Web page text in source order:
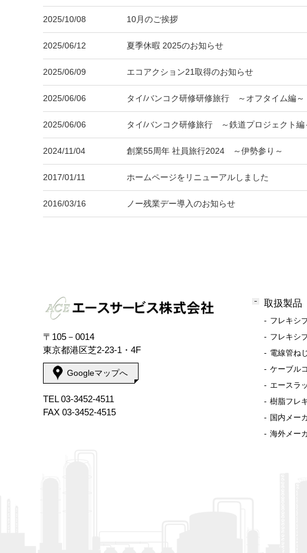
2025/10/08 10月のご挨拶
2025/06/12 夏季休暇 2025のお知らせ
2025/06/09 エコアクション21取得のお知らせ
2025/06/06 タイ/バンコク研修研修旅行 ～オフタイム編～
2025/06/06 タイ/バンコク研修旅行 ～鉄道プロジェクト編
2024/11/04 創業55周年 社員旅行2024 ～伊勢参り～
2017/01/11 ホームページをリニューアルしました
2016/03/16 ノー残業デー導入のお知らせ
〒105－0014
東京都港区芝2-23-1・4F
Googleマップへ
TEL 03-3452-4511
FAX 03-3452-4515
取扱製品
フレキシ
フレキシ
電線管ね
ケーブル
エースラ
樹脂フレ
国内メー
海外メー